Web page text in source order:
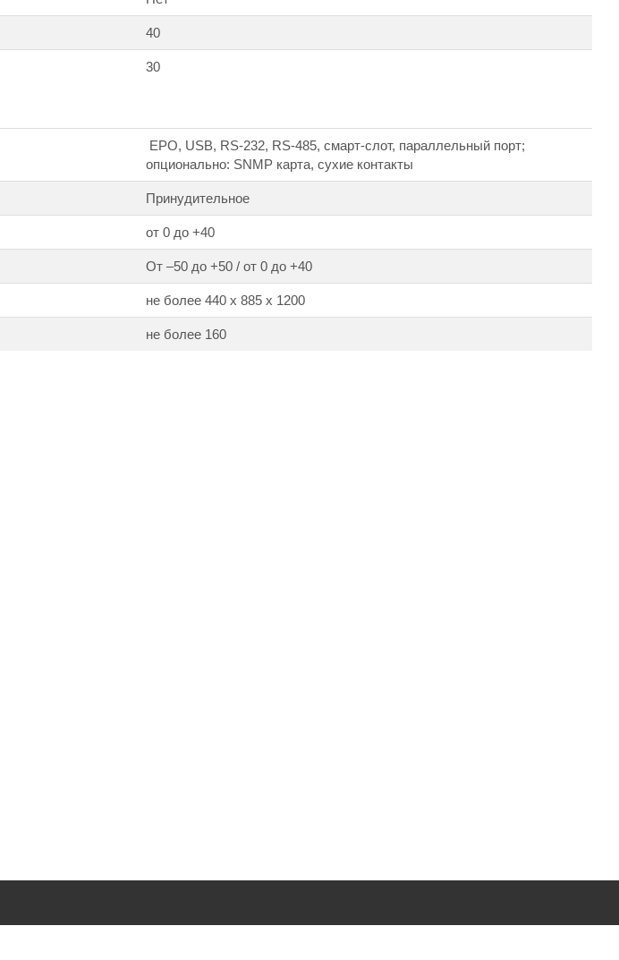
40
30
EPO, USB, RS-232, RS-485, смарт-слот, параллельный порт;
опционально: SNMP карта, сухие контакты
Принудительное
от 0 до +40
От –50 до +50 / от 0 до +40
не более 440 х 885 х 1200
не более 160